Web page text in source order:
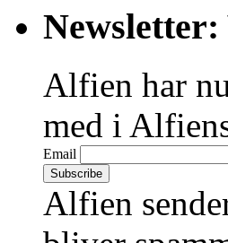
Alfien har
med i
Email
Alfien